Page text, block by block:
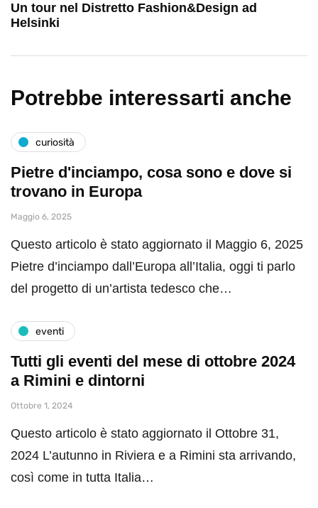
Un tour nel Distretto Fashion&Design ad
Helsinki
Potrebbe interessarti anche
curiosità
Pietre d'inciampo, cosa sono e dove si
trovano in Europa
Maggio 6, 2025
Questo articolo è stato aggiornato il Maggio 6, 2025
Pietre d’inciampo dall’Europa all’Italia, oggi ti parlo
del progetto di un’artista tedesco che…
eventi
Tutti gli eventi del mese di ottobre 2024
a Rimini e dintorni
Ottobre 1, 2024
Questo articolo è stato aggiornato il Ottobre 31,
2024 L’autunno in Riviera e a Rimini sta arrivando,
così come in tutta Italia…